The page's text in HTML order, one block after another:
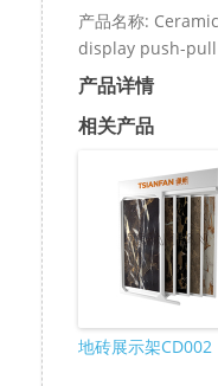
产品名称:
display push-
产品详情
相关产品
地砖展示架CD002